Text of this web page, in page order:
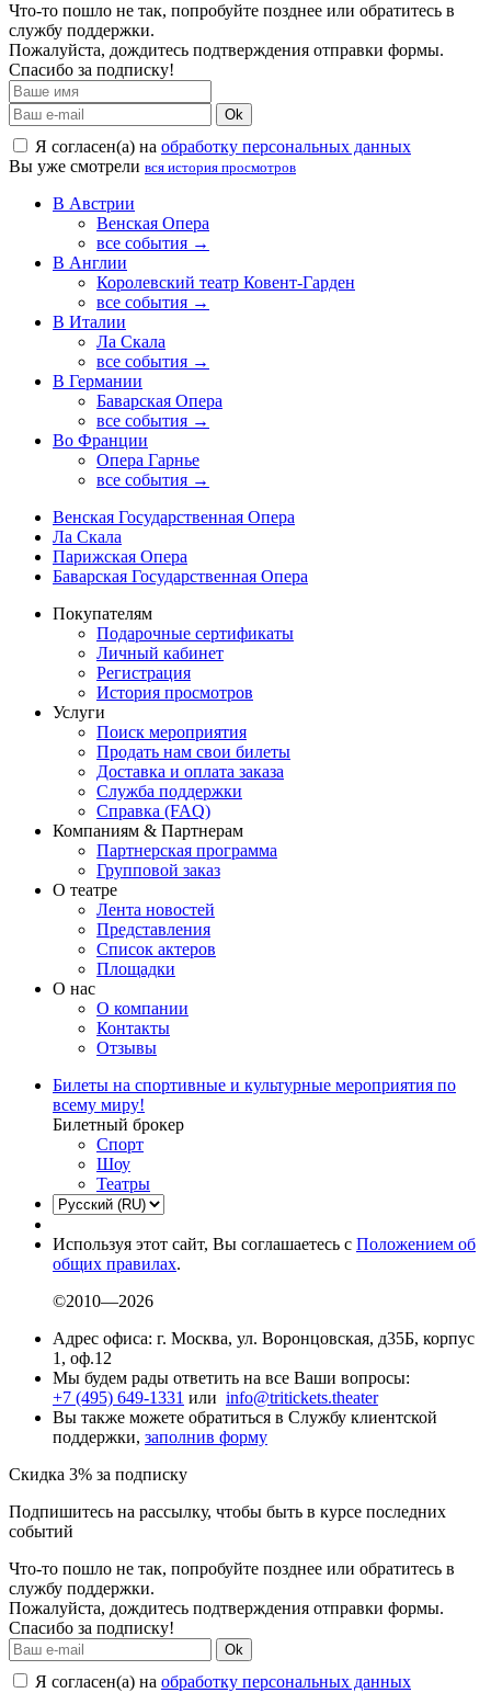
Что-то пошло не так, попробуйте позднее или обратитесь в
службу поддержки.
Пожалуйста, дождитесь подтверждения отправки формы.
Спасибо за подписку!
Ok
Я согласен(а) на обработку персональных данных
Вы уже смотрели вся история просмотров
В Австрии
Венская Опера
все события →
В Англии
Королевский театр Ковент-Гарден
все события →
В Италии
Ла Скала
все события →
В Германии
Баварская Опера
все события →
Во Франции
Опера Гарнье
все события →
Венская Государственная Опера
Ла Скала
Парижская Опера
Баварская Государственная Опера
Покупателям
Подарочные сертификаты
Личный кабинет
Регистрация
История просмотров
Услуги
Поиск мероприятия
Продать нам свои билеты
Доставка и оплата заказа
Служба поддержки
Справка (FAQ)
Компаниям & Партнерам
Партнерская программа
Групповой заказ
О театре
Лента новостей
Представления
Список актеров
Площадки
О нас
О компании
Контакты
Отзывы
Билеты на спортивные и культурные мероприятия по
всему миру!
Билетный брокер
Спорт
Шоу
Театры
Используя этот сайт, Вы соглашаетесь с Положением об
общих правилах.
©2010—2026
Адрес офиса: г. Москва, ул. Воронцовская, д35Б, корпус
1, оф.12
Мы будем рады ответить на все Ваши вопросы:
+7 (495) 649-1331 или info@tritickets.theater
Вы также можете обратиться в Службу клиентской
поддержки, заполнив форму
Скидка 3% за подписку
Подпишитесь на рассылку, чтобы быть в курсе последних
событий
Что-то пошло не так, попробуйте позднее или обратитесь в
службу поддержки.
Пожалуйста, дождитесь подтверждения отправки формы.
Спасибо за подписку!
Ok
Я согласен(а) на обработку персональных данных